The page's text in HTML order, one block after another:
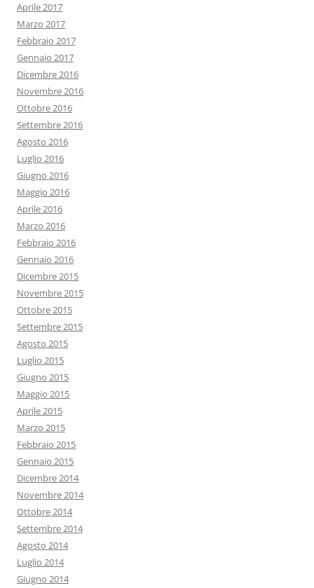
Aprile 2017
Marzo 2017
Febbraio 2017
Gennaio 2017
Dicembre 2016
Novembre 2016
Ottobre 2016
Settembre 2016
Agosto 2016
Luglio 2016
Giugno 2016
Maggio 2016
Aprile 2016
Marzo 2016
Febbraio 2016
Gennaio 2016
Dicembre 2015
Novembre 2015
Ottobre 2015
Settembre 2015
Agosto 2015
Luglio 2015
Giugno 2015
Maggio 2015
Aprile 2015
Marzo 2015
Febbraio 2015
Gennaio 2015
Dicembre 2014
Novembre 2014
Ottobre 2014
Settembre 2014
Agosto 2014
Luglio 2014
Giugno 2014